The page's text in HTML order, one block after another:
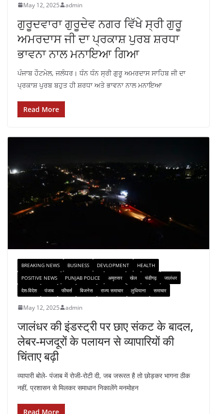
May 12, 2025 admin
ਗੁਰੂਦਵਾਰਾ ਗੁਰੂਦੇਵ ਨਗਰ ਵਿੱਖੇ ਸ੍ਰੀ ਗੁਰੂ
ਅਮਰਦਾਸ ਜੀ ਦਾ ਪ੍ਰਕਾਸ਼ ਪੁਰਬ ਸ਼ਰਧਾ
ਭਾਵਨਾ ਨਾਲ ਮਨਾਇਆ ਗਿਆ
ਪੰਜਾਬ ਹੌਟਮੇਲ, ਜਲੰਧਰ। ਧੰਨ ਧੰਨ ਸ੍ਰੀ ਗੁਰੂ ਅਮਰਦਾਸ ਸਾਹਿਬ ਜੀ ਦਾ
ਪ੍ਰਕਾਸ਼ ਪੁਰਬ ਬਹੁਤ ਹੀ ਸ਼ਰਧਾ ਅਤੇ ਭਾਵਨਾ ਨਾਲ ਮਨਾਇਆ
Read More
BREAKING NEWS BUSINESS DEVLOPMENT
HEALTH
POSITIVE NEWS
PUNJAB POLICE अमृतसर खेल चंडीगढ़
जालंधर
देश-विदेश
पंजाब फीचर्स बिजनेस राज्य समाचार लुधियाना समाचार
May 12, 2025 admin
जालंधर की इंडस्ट्री पर छाए संकट के बादल,
लेबर-मजदूरों के पलायन से व्यापारियों की
चिंताए बढ़ी
व्यापारी बोले- पंजाब में रोजी-रोटी दी, जब जरूरत है तो छोड़कर भागना ठीक
नहीं, प्रशासन से मिलकर समाधान निकालेंगे मनमोहन
Read More